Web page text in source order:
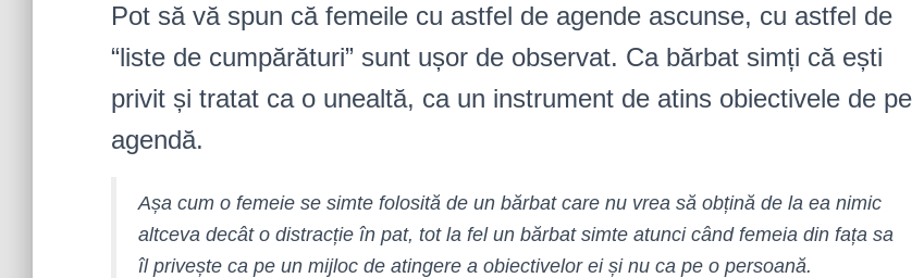
Pot să vă spun că femeile cu astfel de agende ascunse, cu astfel de
“liste de cumpărături” sunt ușor de observat. Ca bărbat simți că ești
privit și tratat ca o unealtă, ca un instrument de atins obiectivele de pe
agendă.
Așa cum o femeie se simte folosită de un bărbat care nu vrea să obțină de la ea nimic
altceva decât o distracție în pat, tot la fel un bărbat simte atunci când femeia din fața sa
îl privește ca pe un mijloc de atingere a obiectivelor ei și nu ca pe o persoană.